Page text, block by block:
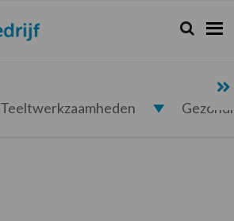
Zoeken...
Zoek
Teeltwerkzaamheden